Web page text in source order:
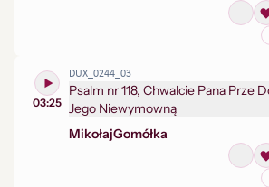
03:25
DUX_0244_03
Psalm nr 118, Chwalcie Pana Prze
Jego Niewymowną
MikołajGomółka